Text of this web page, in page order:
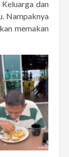
dan
Nampaknya
memakan